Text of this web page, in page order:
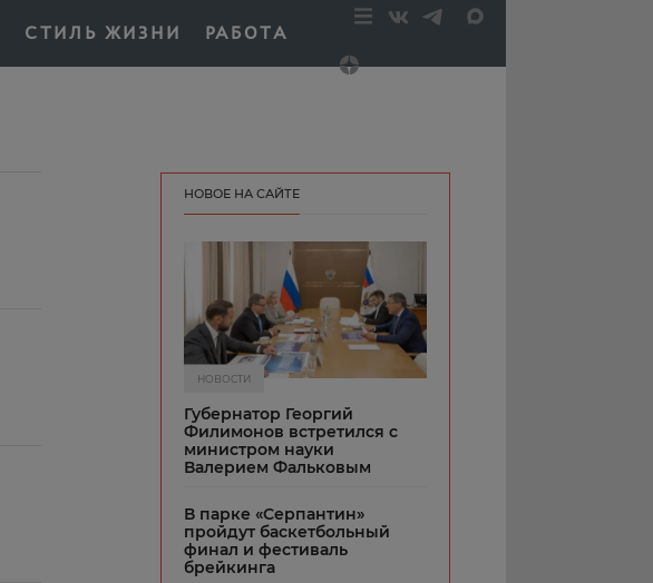
СТИЛЬ ЖИЗНИ РАБОТА
НОВОЕ НА САЙТЕ
НОВОСТИ
Губернатор Георгий
Филимонов встретился с
министром науки
Валерием Фальковым
В парке «Серпантин»
пройдут баскетбольный
финал и фестиваль
брейкинга